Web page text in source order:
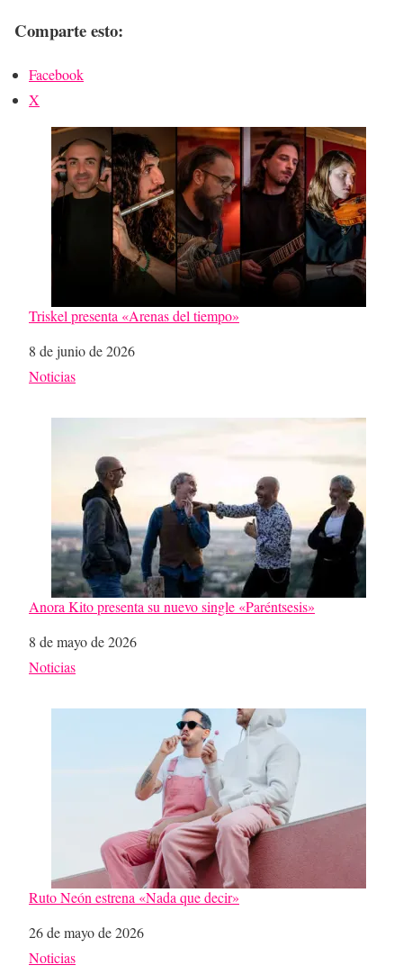
Comparte esto:
Facebook
X
Triskel presenta «Arenas del tiempo»
Fecha
8 de junio de 2026
Respecto a
Noticias
Anora Kito presenta su nuevo single «Paréntsesis»
Fecha
8 de mayo de 2026
Respecto a
Noticias
Ruto Neón estrena «Nada que decir»
Fecha
26 de mayo de 2026
Respecto a
Noticias